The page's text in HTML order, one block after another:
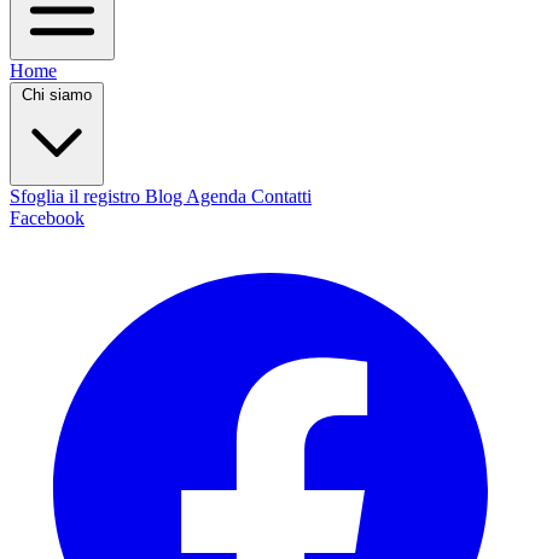
Home
Chi siamo
Sfoglia il registro Blog Agenda Contatti
Facebook